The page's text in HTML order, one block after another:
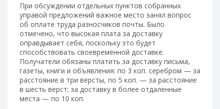
При обсуждении отдельных пунктов собранных
управой предложений важное место занял вопрос
об оплате труда разносчиков почты. Было
отмечено, что высокая плата за доставку
оправдывает себя, поскольку это будет
способствовать своевременной доставке.
Получатели обязаны платить за доставку письма,
газеты, книги и объявления: по 3 коп. серебром — за
расстояние в три версты, по 5 коп. — за расстояние
в шесть верст; за доставку в более отдаленные
места — по 10 коп.